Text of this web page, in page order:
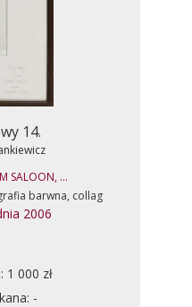
14.
SALOON, ...
barwna, collag
2006
1 000 zł
-